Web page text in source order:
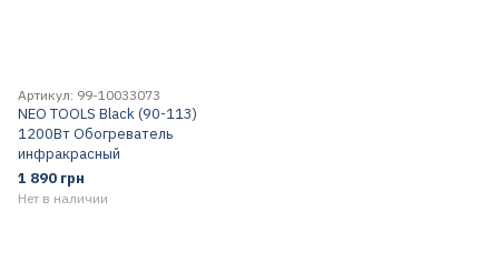
Артикул: 99-10033073
NEO TOOLS Black (90-113)
1200Вт Обогреватель
инфракрасный
1 890 грн
Нет в наличии